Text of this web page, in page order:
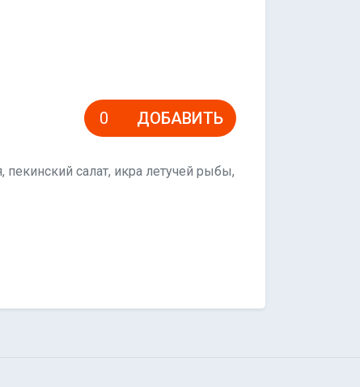
ДОБАВИТЬ
салат, икра летучей рыбы,